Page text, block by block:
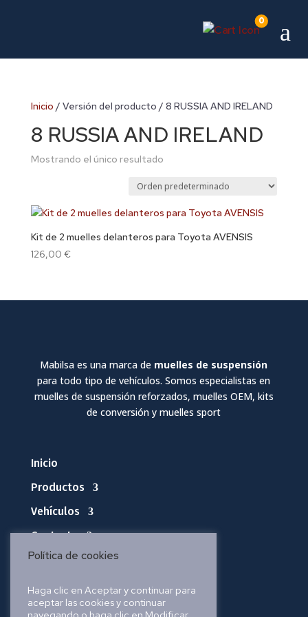
0 a
Inicio / Versión del producto / 8 RUSSIA AND IRELAND
8 RUSSIA AND IRELAND
Mostrando el único resultado
Kit de 2 muelles delanteros para Toyota AVENSIS
126,00 €
Mabilsa es una marca de muelles de suspensión
para todo tipo de vehículos. Somos especialistas en
muelles de suspensión reforzados, muelles OEM, kits
de conversión y muelles sport
Inicio
Productos
Vehículos
Contacto
Política de cookies
Política de cookies
Haga clic en Aceptar y continuar para
aceptar las cookies y continuar